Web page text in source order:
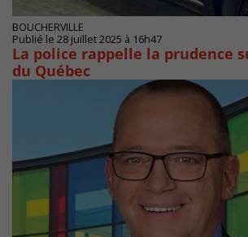
BOUCHERVILLE
Publié le 28 juillet 2025 à 16h47
La police rappelle la prudence
du Québec